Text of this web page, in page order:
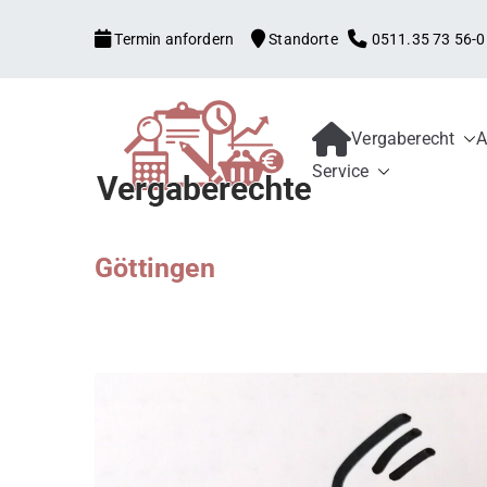
Termin anfordern Standorte 0511.35 73 56-0
Kanzlei mit
Begleitung aller
Schwellenwerte,
Vergaberecht
Service
Göttingen